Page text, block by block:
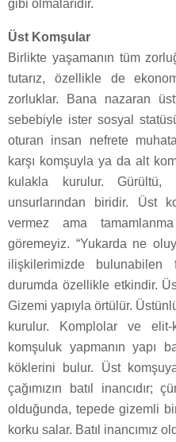
gibi olmalarıdır.
Üst Komşular
Birlikte yaşamanın tüm
tutarız, özellikle de
zorluklar. Bana nazaran
sebebiyle ister sosyal
oturan insan nefrete
karşı komşuyla ya da alt
kulakla kurulur. Gürültü,
unsurlarından biridir. Üst
vermez ama
göremeyiz. “Yukarda ne
ilişkilerimizde
durumda özellikle etkindir.
Gizemi yapıyla örtülür.
kurulur. Komplolar ve elit-
komşuluk yapmanın yapı
köklerini bulur. Üst
çağımızın batıl inancıdır;
olduğunda, tepede gizemli
korku salar. Batıl inancımız